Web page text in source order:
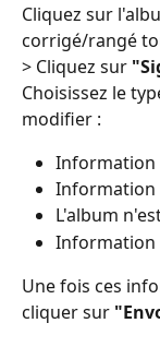
Cliquez sur
corrigé/rangé
> Cliquez sur
Choisissez le
modifier :
Information
Information
L'album
Information
Une fois ces
cliquer sur